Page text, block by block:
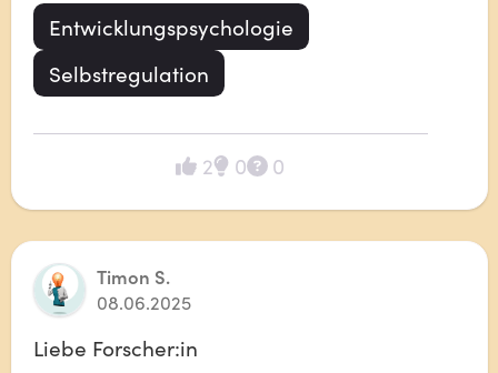
Entwicklungspsychologie
Selbstregulation
2 0 0
Timon S.
08.06.2025
Liebe Forscher:in